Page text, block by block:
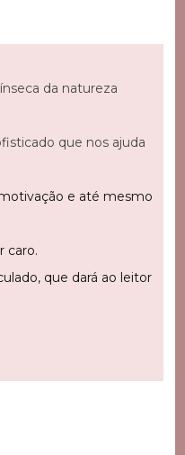
da natureza
que nos ajuda
e até mesmo
caro.
que dará ao leitor